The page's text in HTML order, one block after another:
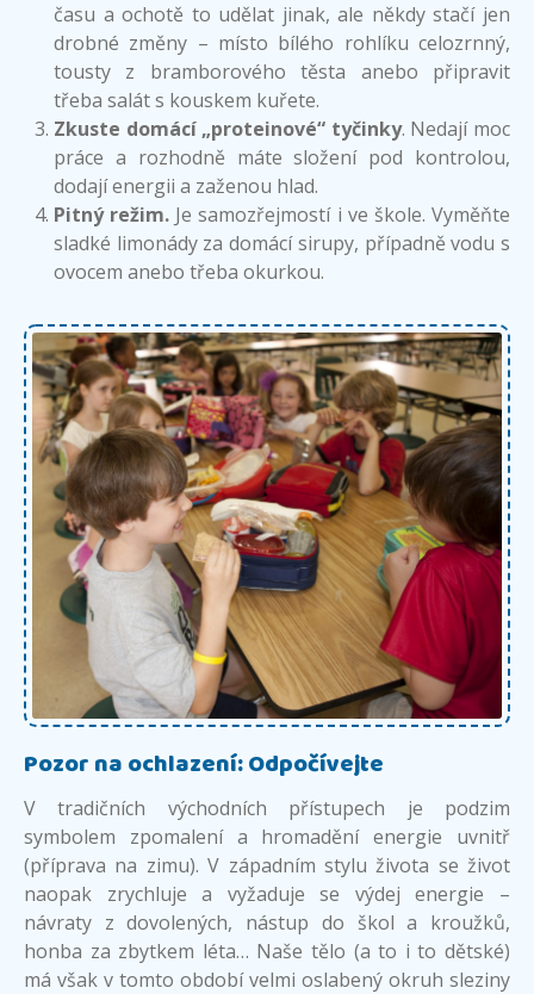
času a ochotě to udělat jinak, ale někdy stačí jen
drobné změny – místo bílého rohlíku celozrnný,
tousty z bramborového těsta anebo připravit
třeba salát s kouskem kuřete.
Zkuste domácí „proteinové“ tyčinky. Nedají moc
práce a rozhodně máte složení pod kontrolou,
dodají energii a zaženou hlad.
Pitný režim. Je samozřejmostí i ve škole. Vyměňte
sladké limonády za domácí sirupy, případně vodu s
ovocem anebo třeba okurkou.
Pozor na ochlazení: Odpočívejte
V tradičních východních přístupech je podzim
symbolem zpomalení a hromadění energie uvnitř
(příprava na zimu). V západním stylu života se život
naopak zrychluje a vyžaduje se výdej energie –
návraty z dovolených, nástup do škol a kroužků,
honba za zbytkem léta… Naše tělo (a to i to dětské)
má však v tomto období velmi oslabený okruh sleziny